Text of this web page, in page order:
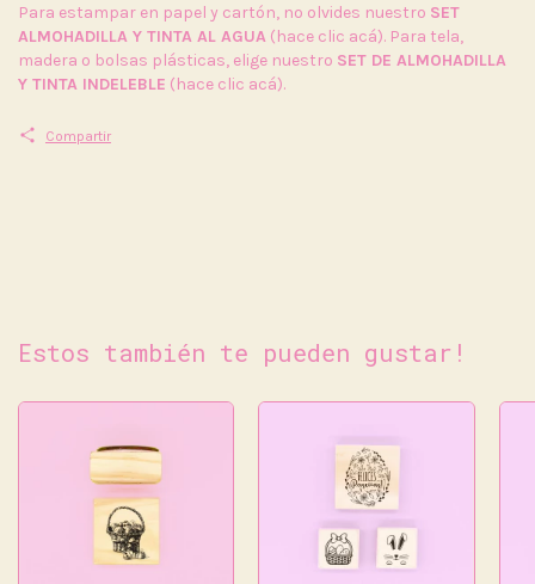
Para estampar en papel y cartón, no olvides nuestro SET
ALMOHADILLA Y TINTA AL AGUA (hace clic acá). Para tela,
madera o bolsas plásticas, elige nuestro SET DE ALMOHADILLA
Y TINTA INDELEBLE (hace clic acá).
Compartir
Estos también te pueden gustar!